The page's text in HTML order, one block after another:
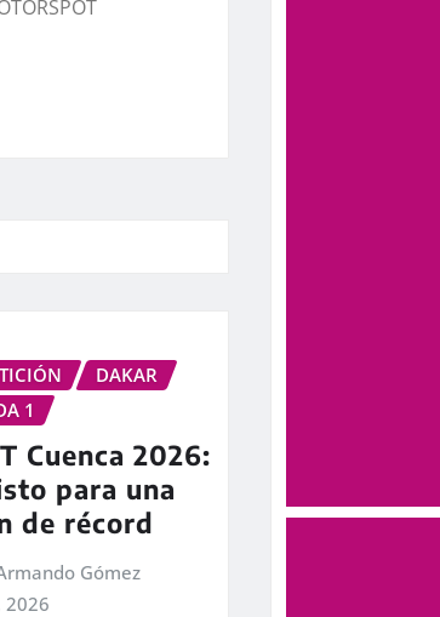
DAKAR
1
Cuenca 2026:
para una
de récord
Gómez
2026